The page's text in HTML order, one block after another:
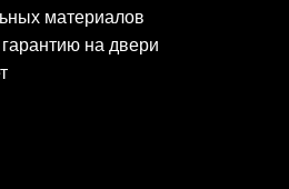
материалов
на двери